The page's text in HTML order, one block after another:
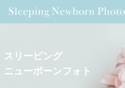
スリーピング
ニューボーンフォト